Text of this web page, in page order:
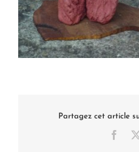
Partagez cet article